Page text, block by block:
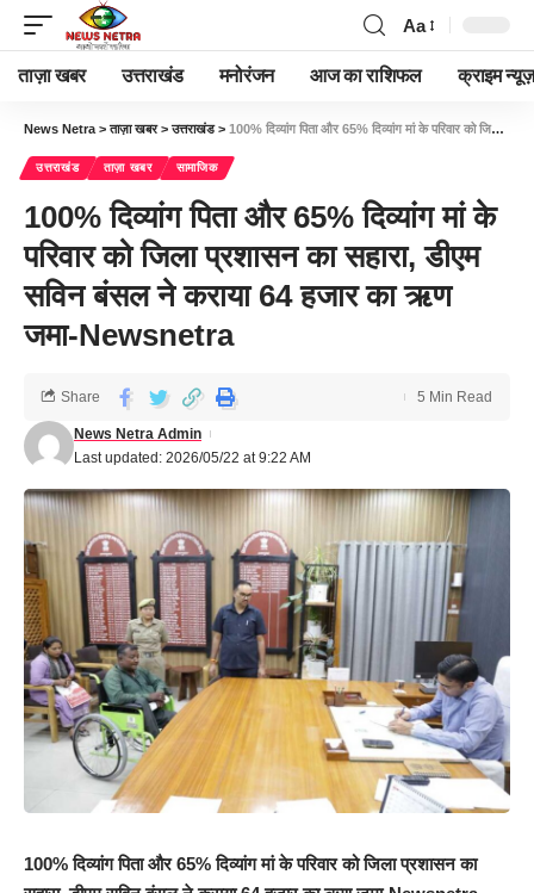
Aa
ताज़ा खबर उत्तराखंड मनोरंजन आज का राशिफल क्राइम न्यूज़
News Netra >ताज़ा खबर>उत्तराखंड> 100% दिव्यांग पिता और 65% दिव्यांग मां के परिवार को जिला प्रशासन का सहारा, डीएम सविन बंसल ने कराया 64 हजार का ऋण जमा-Newsnetra
उत्तराखंड ताज़ा खबर सामाजिक
100% दिव्यांग पिता और 65% दिव्यांग मां के
परिवार को जिला प्रशासन का सहारा, डीएम
सविन बंसल ने कराया 64 हजार का ऋण
जमा-Newsnetra
Last updated: 2026/05/22 at 9:22 AM
News Netra Admin
Share 5 Min Read
100% दिव्यांग पिता और 65% दिव्यांग मां के परिवार को जिला प्रशासन का